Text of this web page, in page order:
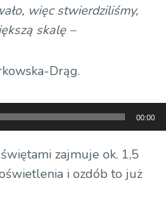
więc stwierdziliśmy,
skalę –
Drąg.
00:00
zajmuje ok. 1,5
i ozdób to już